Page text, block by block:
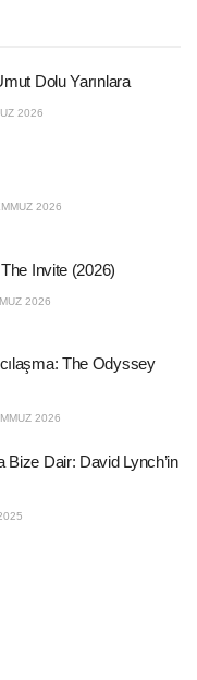
Dolu Yarınlara
2026
2026
Invite (2026)
2026
The Odyssey
2026
Bize Dair: David Lynch’in